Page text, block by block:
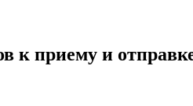
к приему и